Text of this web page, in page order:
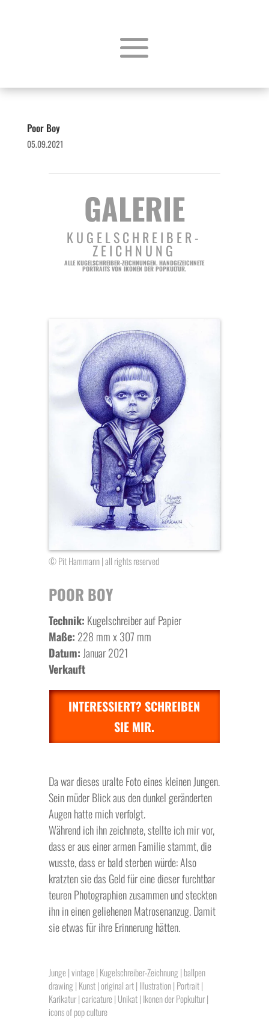
Poor Boy
05.09.2021
GALERIE
KUGELSCHREIBER-
ZEICHNUNG
ALLE KUGELSCHREIBER-ZEICHNUNGEN. HANDGEZEICHNETE
PORTRAITS VON IKONEN DER POPKULTUR.
© Pit Hammann | all rights reserved
POOR BOY
Technik: Kugelschreiber auf Papier
Maße: 228 mm x 307 mm
Datum:Januar 2021
Verkauft
INTERESSIERT? SCHREIBEN
SIE MIR.
Da war dieses uralte Foto eines kleinen Jungen.
Sein müder Blick aus den dunkel geränderten
Augen hatte mich verfolgt.
Während ich ihn zeichnete, stellte ich mir vor,
dass er aus einer armen Familie stammt, die
wusste, dass er bald sterben würde: Also
kratzten sie das Geld für eine dieser furchtbar
teuren Photographien zusammen und steckten
ihn in einen geliehenen Matrosenanzug. Damit
sie etwas für ihre Erinnerung hätten.
Junge | vintage | Kugelschreiber-Zeichnung | ballpen
drawing | Kunst | original art | Illustration | Portrait |
Karikatur | caricature | Unikat | Ikonen der Popkultur |
icons of pop culture